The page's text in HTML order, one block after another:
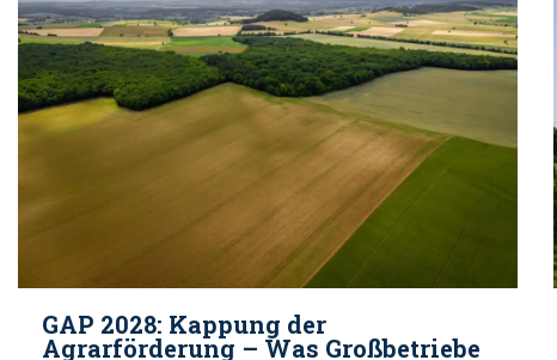
GAP 2028: Kappung der
Agrarförderung – Was Großbetriebe